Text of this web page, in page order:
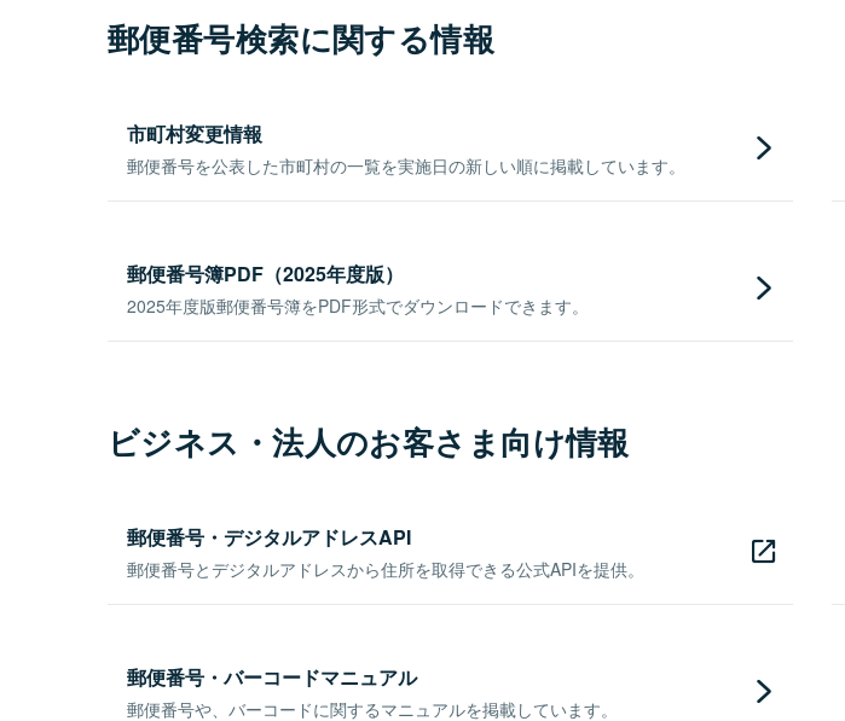
郵便番号検索に関する情報
市町村変更情報
郵便番号を公表した市町村の一覧を実施日の新しい順に掲載しています。
郵便番号簿PDF（2025年度版）
2025年度版郵便番号簿をPDF形式でダウンロードできます。
ビジネス・法人のお客さま向け情報
郵便番号・デジタルアドレスAPI
郵便番号とデジタルアドレスから住所を取得できる公式APIを提供。
郵便番号・バーコードマニュアル
郵便番号や、バーコードに関するマニュアルを掲載しています。